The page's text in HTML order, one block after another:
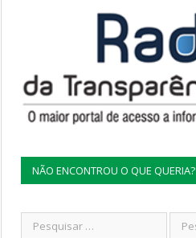
NÃO ENCONTROU O QUE QUERIA?